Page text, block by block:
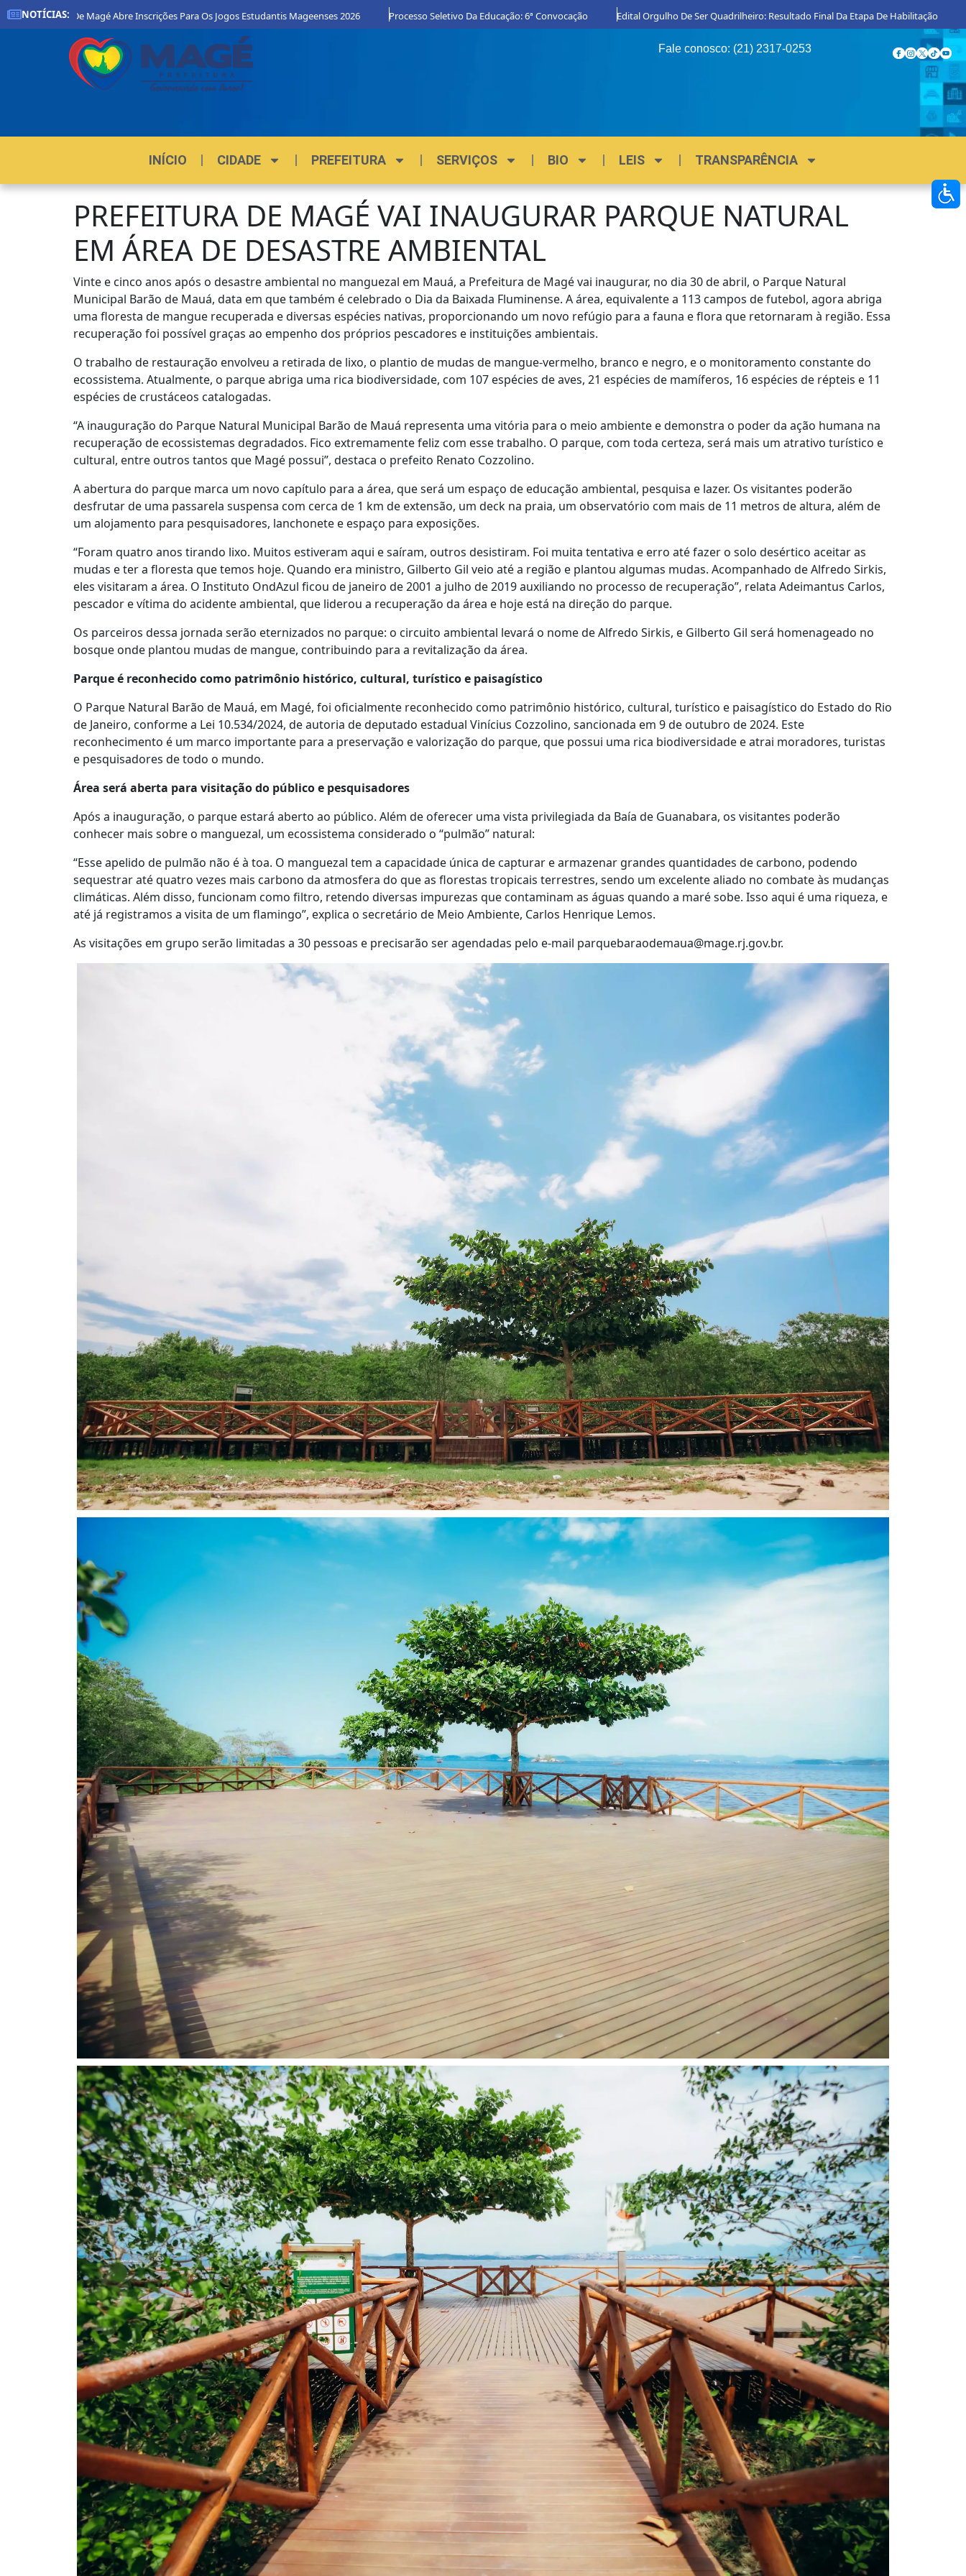
NOTÍCIAS:
De Magé Abre Inscrições Para Os Jogos Estudantis Mageenses 2026 Processo Seletivo Da Educação: 6ª Convocação Edital Orgulho De Ser Quadrilheiro: Resultado Final Da Etapa De Habilitação Procon
Fale conosco: (21) 2317-0253
INÍCIO CIDADE PREFEITURA SERVIÇOS BIO LEIS TRANSPARÊNCIA
PREFEITURA DE MAGÉ VAI INAUGURAR PARQUE NATURAL
EM ÁREA DE DESASTRE AMBIENTAL
Vinte e cinco anos após o desastre ambiental no manguezal em Mauá, a Prefeitura de Magé vai inaugurar, no dia 30 de abril, o Parque Natural
Municipal Barão de Mauá, data em que também é celebrado o Dia da Baixada Fluminense. A área, equivalente a 113 campos de futebol, agora abriga
uma floresta de mangue recuperada e diversas espécies nativas, proporcionando um novo refúgio para a fauna e flora que retornaram à região. Essa
recuperação foi possível graças ao empenho dos próprios pescadores e instituições ambientais.
O trabalho de restauração envolveu a retirada de lixo, o plantio de mudas de mangue-vermelho, branco e negro, e o monitoramento constante do
ecossistema. Atualmente, o parque abriga uma rica biodiversidade, com 107 espécies de aves, 21 espécies de mamíferos, 16 espécies de répteis e 11
espécies de crustáceos catalogadas.
“A inauguração do Parque Natural Municipal Barão de Mauá representa uma vitória para o meio ambiente e demonstra o poder da ação humana na
recuperação de ecossistemas degradados. Fico extremamente feliz com esse trabalho. O parque, com toda certeza, será mais um atrativo turístico e
cultural, entre outros tantos que Magé possui”, destaca o prefeito Renato Cozzolino.
A abertura do parque marca um novo capítulo para a área, que será um espaço de educação ambiental, pesquisa e lazer. Os visitantes poderão
desfrutar de uma passarela suspensa com cerca de 1 km de extensão, um deck na praia, um observatório com mais de 11 metros de altura, além de
um alojamento para pesquisadores, lanchonete e espaço para exposições.
“Foram quatro anos tirando lixo. Muitos estiveram aqui e saíram, outros desistiram. Foi muita tentativa e erro até fazer o solo desértico aceitar as
mudas e ter a floresta que temos hoje. Quando era ministro, Gilberto Gil veio até a região e plantou algumas mudas. Acompanhado de Alfredo Sirkis,
eles visitaram a área. O Instituto OndAzul ficou de janeiro de 2001 a julho de 2019 auxiliando no processo de recuperação”, relata Adeimantus Carlos,
pescador e vítima do acidente ambiental, que liderou a recuperação da área e hoje está na direção do parque.
Os parceiros dessa jornada serão eternizados no parque: o circuito ambiental levará o nome de Alfredo Sirkis, e Gilberto Gil será homenageado no
bosque onde plantou mudas de mangue, contribuindo para a revitalização da área.
Parque é reconhecido como patrimônio histórico, cultural, turístico e paisagístico
O Parque Natural Barão de Mauá, em Magé, foi oficialmente reconhecido como patrimônio histórico, cultural, turístico e paisagístico do Estado do Rio
de Janeiro, conforme a Lei 10.534/2024, de autoria de deputado estadual Vinícius Cozzolino, sancionada em 9 de outubro de 2024. Este
reconhecimento é um marco importante para a preservação e valorização do parque, que possui uma rica biodiversidade e atrai moradores, turistas
e pesquisadores de todo o mundo.
Área será aberta para visitação do público e pesquisadores
Após a inauguração, o parque estará aberto ao público. Além de oferecer uma vista privilegiada da Baía de Guanabara, os visitantes poderão
conhecer mais sobre o manguezal, um ecossistema considerado o “pulmão” natural:
“Esse apelido de pulmão não é à toa. O manguezal tem a capacidade única de capturar e armazenar grandes quantidades de carbono, podendo
sequestrar até quatro vezes mais carbono da atmosfera do que as florestas tropicais terrestres, sendo um excelente aliado no combate às mudanças
climáticas. Além disso, funcionam como filtro, retendo diversas impurezas que contaminam as águas quando a maré sobe. Isso aqui é uma riqueza, e
até já registramos a visita de um flamingo”, explica o secretário de Meio Ambiente, Carlos Henrique Lemos.
As visitações em grupo serão limitadas a 30 pessoas e precisarão ser agendadas pelo e-mail parquebaraodemaua@mage.rj.gov.br.